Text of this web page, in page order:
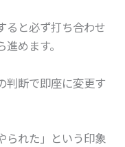
ると必ず打ち合わせ
めます。
判断で即座に変更す
られた」という印象